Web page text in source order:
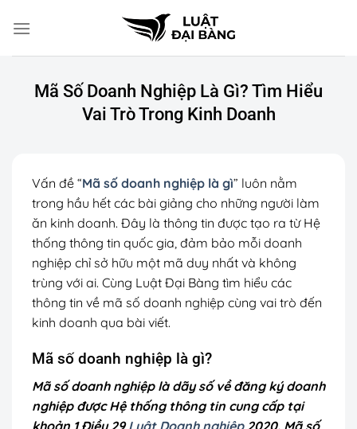
đến
Mã Số Doanh Nghiệp Là Gì? Tìm Hiểu
Vai Trò Trong Kinh Doanh
Vấn đề “Mã số doanh nghiệp là gì” luôn nằm
trong hầu hết các bài giảng cho những người làm
ăn kinh doanh. Đây là thông tin được tạo ra từ Hệ
thống thông tin quốc gia, đảm bảo mỗi doanh
nghiệp chỉ sở hữu một mã duy nhất và không
trùng với ai. Cùng Luật Đại Bàng tìm hiểu các
thông tin về mã số doanh nghiệp cùng vai trò đến
kinh doanh qua bài viết.
Mã số doanh nghiệp là gì?
Mã số doanh nghiệp là dãy số về đăng ký doanh
nghiệp được Hệ thống thông tin cung cấp tại
khoản 1 Điều 29Luật Doanh nghiệp2020. Mã số